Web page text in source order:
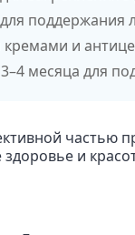
и
месяца для
частью
и